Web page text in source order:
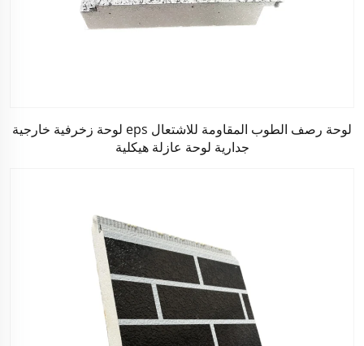
لوحة رصف الطوب المقاومة للاشتعال eps لوحة زخرفية خارجية
جدارية لوحة عازلة هيكلية